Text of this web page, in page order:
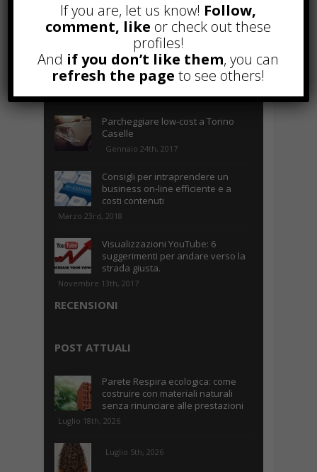
Alcuni trucchi per avere un blog di
successo
Novembre 22nd, 2016
Comprare visite YouTube: i 5
vantaggi TOP!
Parcheggiare low-cost a Torino
Caselle
Gennaio 24th, 2017
Consigli per intraprendere un
business on-line efficiente e a
costi contenuti
Marzo 23rd, 2018
Visualizzazioni YouTube: 6
suggerimenti per andare verso la
strada giusta.
Novembre 13th, 2017
RECENSIONI
POST ATTUALI
Parete Respira ecologica: come
costruire con materiali naturali
senza rinunciare alle prestazioni
Luglio 18th, 2026
Luglio 5th, 2026
If you are, let us know! Follow,
comment, like or check out these
profiles!
And if you don’t like them, you can
refresh the page to see others!